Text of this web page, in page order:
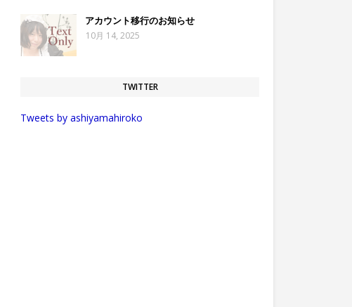
アカウント移行のお知らせ
10月 14, 2025
TWITTER
Tweets by ashiyamahiroko